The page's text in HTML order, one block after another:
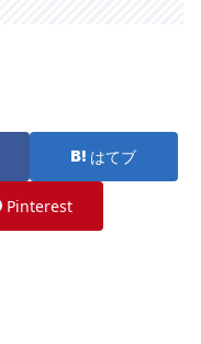
はてブ
Pinterest